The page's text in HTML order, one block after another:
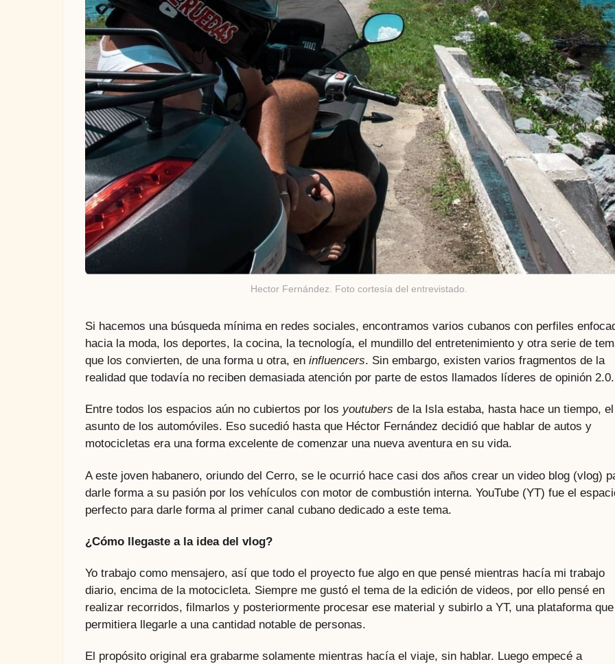
Hector Fernández. Foto cortesía del entrevistado.
Si hacemos una búsqueda mínima en redes sociales, encontramos varios cubanos con perfiles
hacia la moda, los deportes, la cocina, la tecnología, el mundillo del entretenimiento y otra serie de
que los convierten, de una forma u otra, en influencers. Sin embargo, existen varios fragmentos de la
realidad que todavía no reciben demasiada atención por parte de estos llamados líderes de opinión 2.0.
Entre todos los espacios aún no cubiertos por los youtubers de la Isla estaba, hasta hace un tiempo, el
asunto de los automóviles. Eso sucedió hasta que Héctor Fernández decidió que hablar de autos y
motocicletas era una forma excelente de comenzar una nueva aventura en su vida.
A este joven habanero, oriundo del Cerro, se le ocurrió hace casi dos años crear un video blog (vlog)
darle forma a su pasión por los vehículos con motor de combustión interna. YouTube (YT) fue el
perfecto para darle forma al primer canal cubano dedicado a este tema.
¿Cómo llegaste a la idea del vlog?
Yo trabajo como mensajero, así que todo el proyecto fue algo en que pensé mientras hacía mi trabajo
diario, encima de la motocicleta. Siempre me gustó el tema de la edición de videos, por ello pensé en
realizar recorridos, filmarlos y posteriormente procesar ese material y subirlo a YT, una plataforma
permitiera llegarle a una cantidad notable de personas.
El propósito original era grabarme solamente mientras hacía el viaje, sin hablar. Luego empecé a